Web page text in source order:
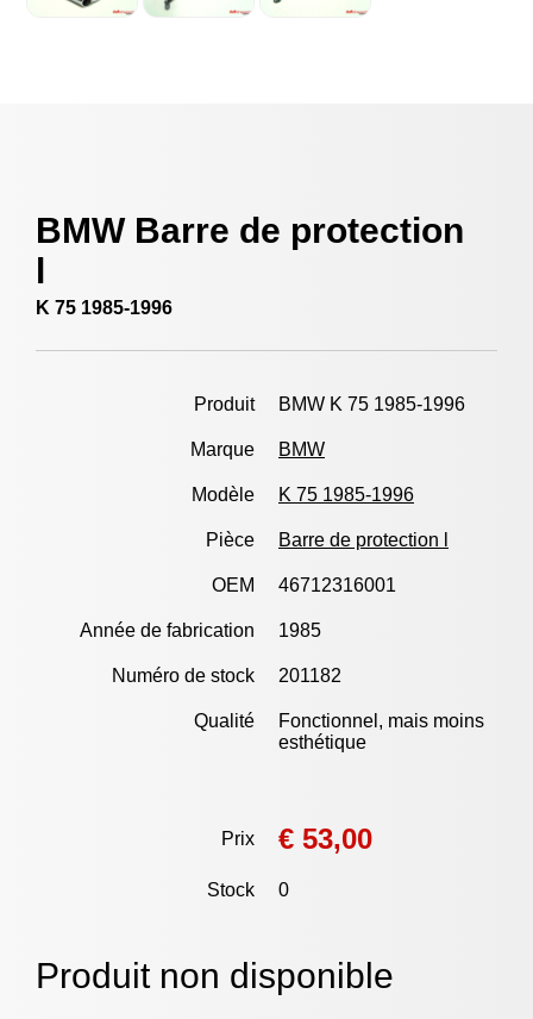
BMW Barre de protection
l
K 75 1985-1996
Produit BMW K 75 1985-1996
Marque BMW
Modèle K 75 1985-1996
Pièce Barre de protection l
OEM 46712316001
Année de fabrication 1985
Numéro de stock 201182
Qualité
Fonctionnel, mais moins
esthétique
Prix € 53,00
Stock 0
Produit non disponible